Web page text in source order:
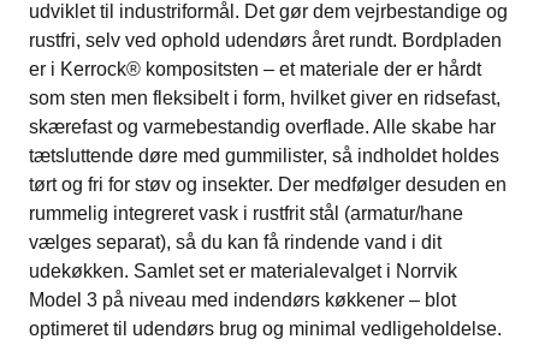
udviklet til industriformål​. Det gør dem vejrbestandige og
rustfri, selv ved ophold udendørs året rundt​. Bordpladen
er i Kerrock® kompositsten – et materiale der er hårdt
som sten men fleksibelt i form, hvilket giver en ridsefast,
skærefast og varmebestandig overflade​. Alle skabe har
tætsluttende døre med gummilister, så indholdet holdes
tørt og fri for støv og insekter​. Der medfølger desuden en
rummelig integreret vask i rustfrit stål (armatur/hane
vælges separat), så du kan få rindende vand i dit
udekøkken​. Samlet set er materialevalget i Norrvik
Model 3 på niveau med indendørs køkkener – blot
optimeret til udendørs brug og minimal vedligeholdelse.